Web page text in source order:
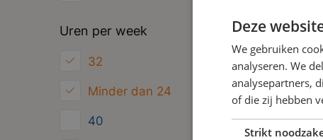
Uren per week
32
Minder dan 24
40
Deze
We gebruiken
analyseren. We
analysepartners,
of die zij hebben
Strikt